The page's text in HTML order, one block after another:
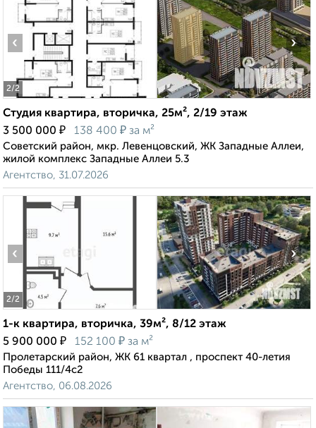
2/2
‹ ›
Студия квартира, вторичка, 25м², 2/19 этаж
3 500 000 ₽ 138 400 ₽ за м²
Советский район, мкр. Левенцовский, ЖК Западные Аллеи,
жилой комплекс Западные Аллеи 5.3
Агентство, 31.07.2026
2/2
‹ ›
1-к квартира, вторичка, 39м², 8/12 этаж
5 900 000 ₽ 152 100 ₽ за м²
Пролетарский район, ЖК 61 квартал ​, проспект 40-летия
Победы 111/4с2
Агентство, 06.08.2026